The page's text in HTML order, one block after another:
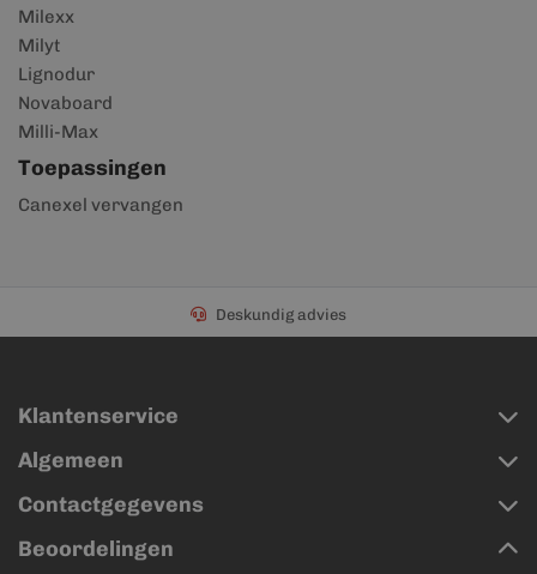
Milexx
Milyt
Lignodur
Novaboard
Milli-Max
Toepassingen
Canexel vervangen
Deskundig advies
Klantenservice
Algemeen
Contactgegevens
Beoordelingen